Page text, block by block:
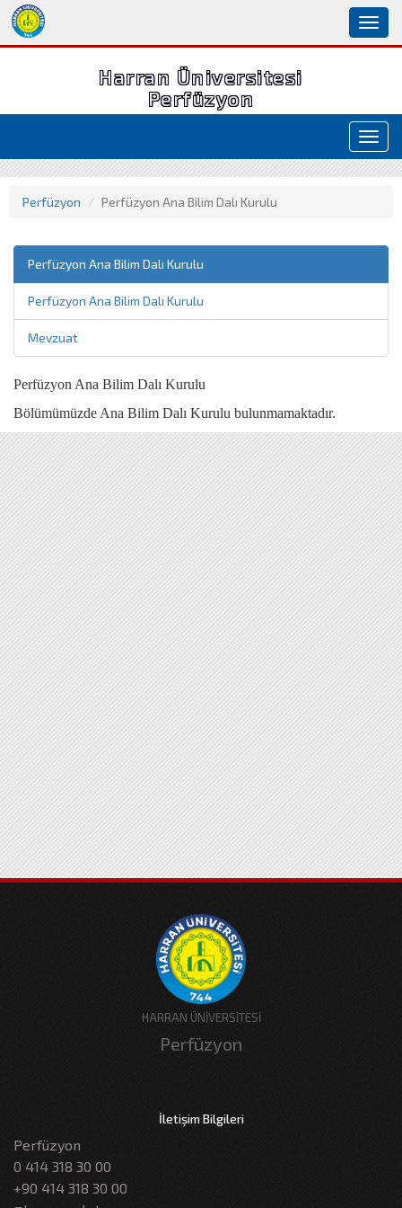
Harran Üniversitesi
Perfüzyon
Perfüzyon Perfüzyon Ana Bilim Dalı Kurulu
Perfüzyon Ana Bilim Dalı Kurulu
Perfüzyon Ana Bilim Dalı Kurulu
Mevzuat
Perfüzyon Ana Bilim Dalı Kurulu
Bölümümüzde Ana Bilim Dalı Kurulu bulunmamaktadır.
HARRAN ÜNİVERSİTESİ
Perfüzyon
İletişim Bilgileri
Perfüzyon
0 414 318 30 00
+90 414 318 30 00